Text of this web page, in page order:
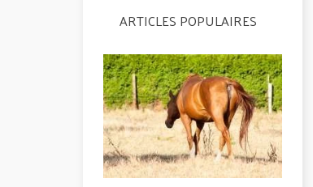
ARTICLES POPULAIRES